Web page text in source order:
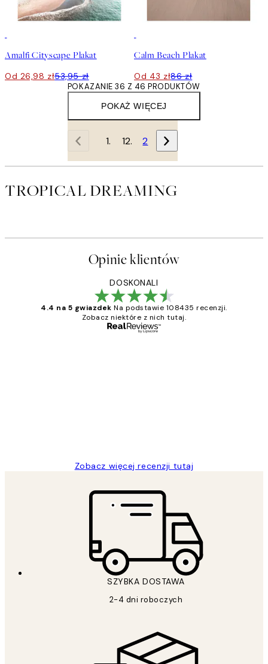
Amalfi Cityscape Plakat
Od 26,98 zł53,95 zł
Calm Beach Plakat
Od 43 zł86 zł
POKAŻ WIĘCEJ
POKAZANIE 36 Z 46 PRODUKTÓW
1 2
TROPICAL DREAMING
Opinie klientów
DOSKONALI
4.4 na 5 gwiazdek Na podstawie 108435 recenzji.
Zobacz niektóre z nich tutaj.
Zobacz więcej recenzji tutaj
SZYBKA DOSTAWA
2-4 dni roboczych